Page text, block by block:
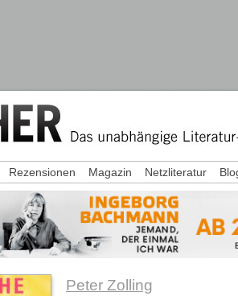
Peter Zolling
Rezensionen Magazin Netzliteratur